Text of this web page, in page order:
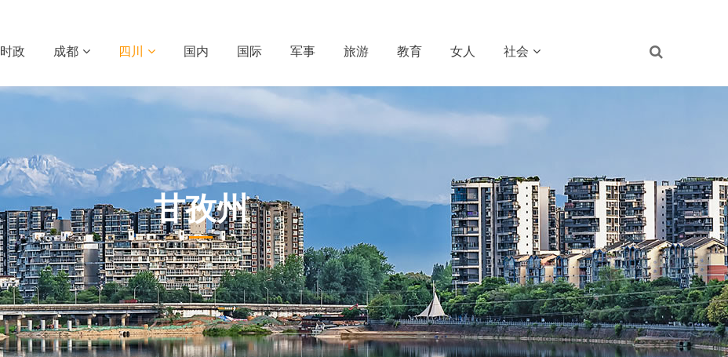
时政 成都 四川 国内 国际 军事 旅游 教育 女人 社会
甘孜州